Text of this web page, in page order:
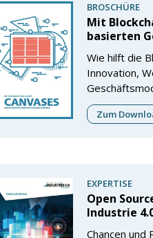
BROSCHÜRE
Mit
basierten
Wie hilft die
Innovation,
Zum
EXPERTISE
Open
Industrie
Chancen und